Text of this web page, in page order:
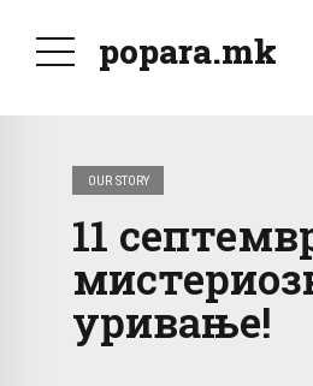
popara.mk
OUR STORY
11
уривање!